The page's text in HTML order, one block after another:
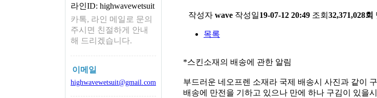
라인ID: highwavewetsuit
카톡, 라인 메일로 문의
주시면 친절하게 안내
해 드리겠습니다.
이메일
highwavewetsuit@gmail.com
작성자 wave 작성일19-07-12 20:49 조회 32,371,028회
목록
*스킨소재의 배송에 관한 알림
부드러운 네오프렌 소재라 국제 배송시 사진과 같이
배송에 만전을 기하고 있으나 만에 하나 구김이 있을